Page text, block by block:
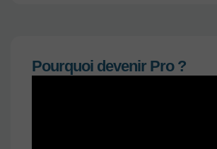
Pourquoi devenir Pro ?